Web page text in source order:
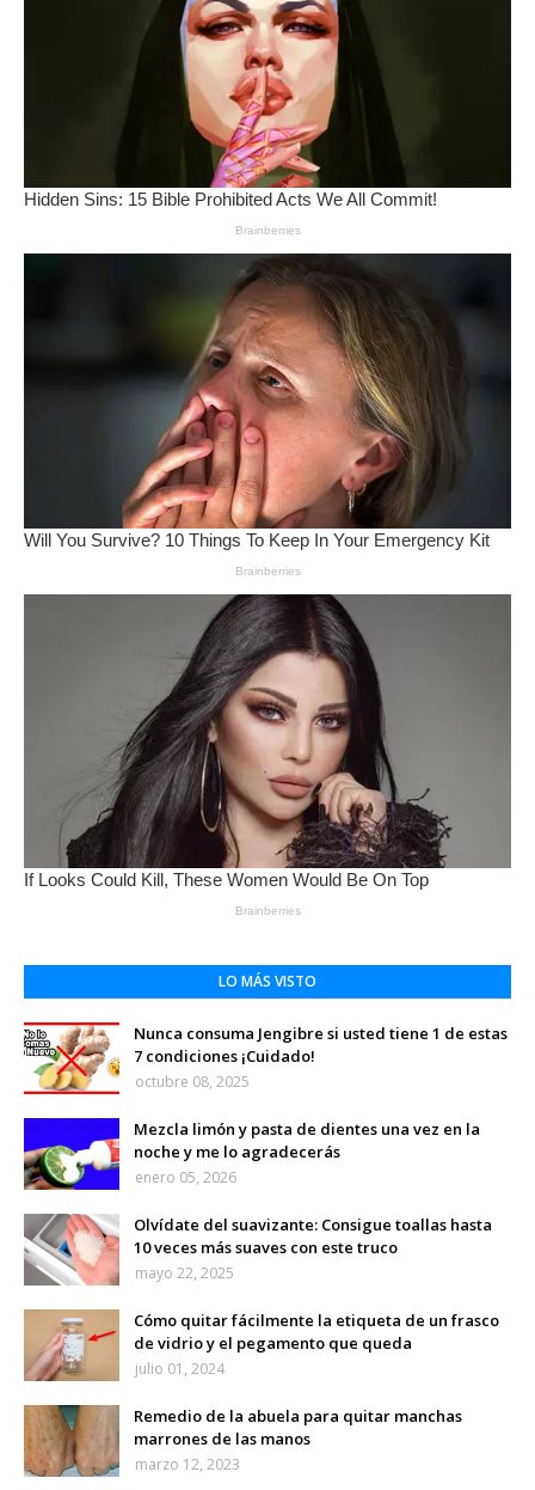
LO MÁS VISTO
Nunca consuma Jengibre si usted tiene 1 de estas
7 condiciones ¡Cuidado!
octubre 08, 2025
Mezcla limón y pasta de dientes una vez en la
noche y me lo agradecerás
enero 05, 2026
Olvídate del suavizante: Consigue toallas hasta
10 veces más suaves con este truco
mayo 22, 2025
Cómo quitar fácilmente la etiqueta de un frasco
de vidrio y el pegamento que queda
julio 01, 2024
Remedio de la abuela para quitar manchas
marrones de las manos
marzo 12, 2023